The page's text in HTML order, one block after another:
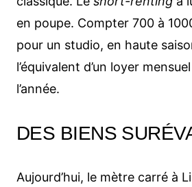
en poupe. Compter 700 à
pour un studio, en haute
l’équivalent d’un loyer
l’année.
DES BIENS
Aujourd’hui, le mètre carré à